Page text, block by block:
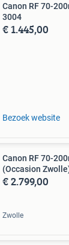
Canon RF 70-
3004
€ 1.445,00
Bezoek website
Canon RF 70-
(Occasion
€ 2.799,00
Zwolle